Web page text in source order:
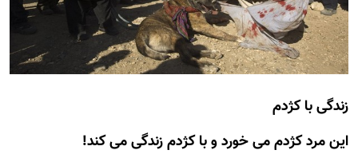
زندگی با کژدم
اين مرد کژدم می خورد و با کژدم زندگی می کند!